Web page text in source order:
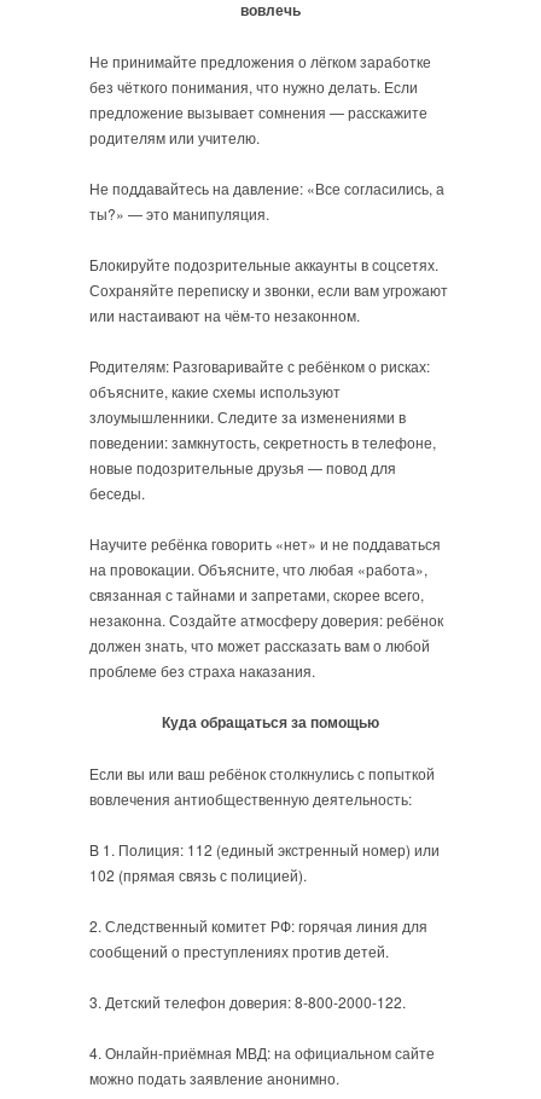
вовлечь
Не принимайте предложения о лёгком заработке
без чёткого понимания, что нужно делать. Если
предложение вызывает сомнения — расскажите
родителям или учителю.
Не поддавайтесь на давление: «Все согласились, а
ты?» — это манипуляция.
Блокируйте подозрительные аккаунты в соцсетях.
Сохраняйте переписку и звонки, если вам угрожают
или настаивают на чём-то незаконном.
Родителям: Разговаривайте с ребёнком о рисках:
объясните, какие схемы используют
злоумышленники. Следите за изменениями в
поведении: замкнутость, секретность в телефоне,
новые подозрительные друзья — повод для
беседы.
Научите ребёнка говорить «нет» и не поддаваться
на провокации. Объясните, что любая «работа»,
связанная с тайнами и запретами, скорее всего,
незаконна. Создайте атмосферу доверия: ребёнок
должен знать, что может рассказать вам о любой
проблеме без страха наказания.
Куда обращаться за помощью
Если вы или ваш ребёнок столкнулись с попыткой
вовлечения антиобщественную деятельность:
B 1. Полиция: 112 (единый экстренный номер) или
102 (прямая связь с полицией).
2. Следственный комитет РФ: горячая линия для
сообщений о преступлениях против детей.
3. Детский телефон доверия: 8-800-2000-122.
4. Онлайн-приёмная МВД: на официальном сайте
можно подать заявление анонимно.